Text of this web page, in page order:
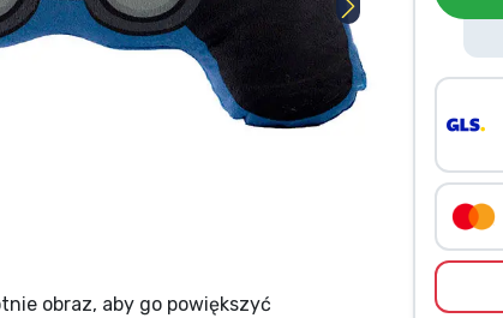
obraz, aby go powiększyć